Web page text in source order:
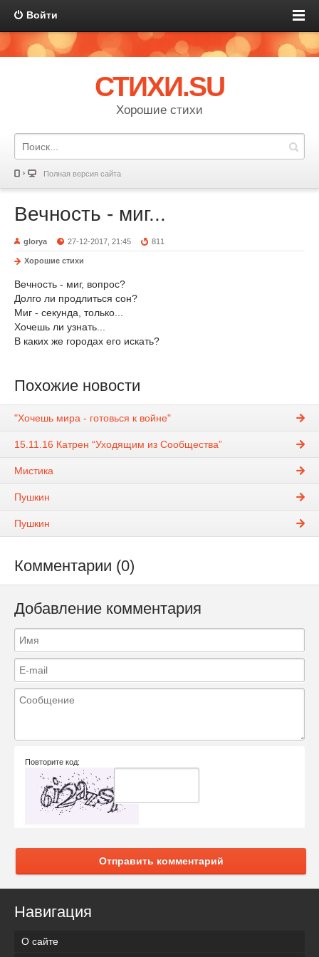
Войти
СТИХИ.SU
Хорошие стихи
Полная версия сайта
Вечность - миг...
glorya 27-12-2017, 21:45 811
Хорошие стихи
Вечность - миг, вопрос?
Долго ли продлиться сон?
Миг - секунда, только...
Хочешь ли узнать...
В каких же городах его искать?
Похожие новости
"Хочешь мира - готовься к войне"
15.11.16 Катрен “Уходящим из Сообщества”
Мистика
Пушкин
Пушкин
Комментарии (0)
Добавление комментария
Повторите код:
Отправить комментарий
Навигация
О сайте